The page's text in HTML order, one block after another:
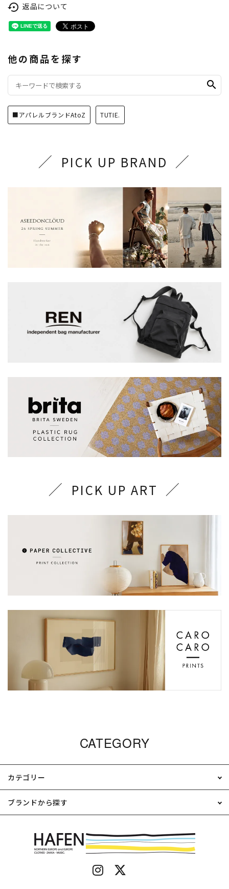
settings_backup_restore 返品について
他の商品を探す
search
■アパレルブランドAtoZ TUTIE.
PICK UP BRAND
PICK UP ART
CATEGORY
カテゴリー
ブランドから探す